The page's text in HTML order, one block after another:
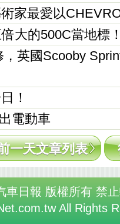
家最愛以
大的500C當地標
英國Scooby
！
電動車
一天文章列表
車日報 版權所有 禁
All Rights